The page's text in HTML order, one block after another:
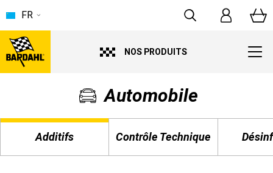
NOS PRODUITS
FR
Automobile
Additifs Contrôle Technique